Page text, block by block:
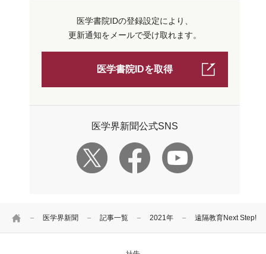
HOME 医学界新聞 記事一覧 2021年 遠隔教育Next Step!
医学書院IDの登録設定により、
更新通知をメールで受け取れます。
医学書院IDを取得
医学界新聞公式SNS